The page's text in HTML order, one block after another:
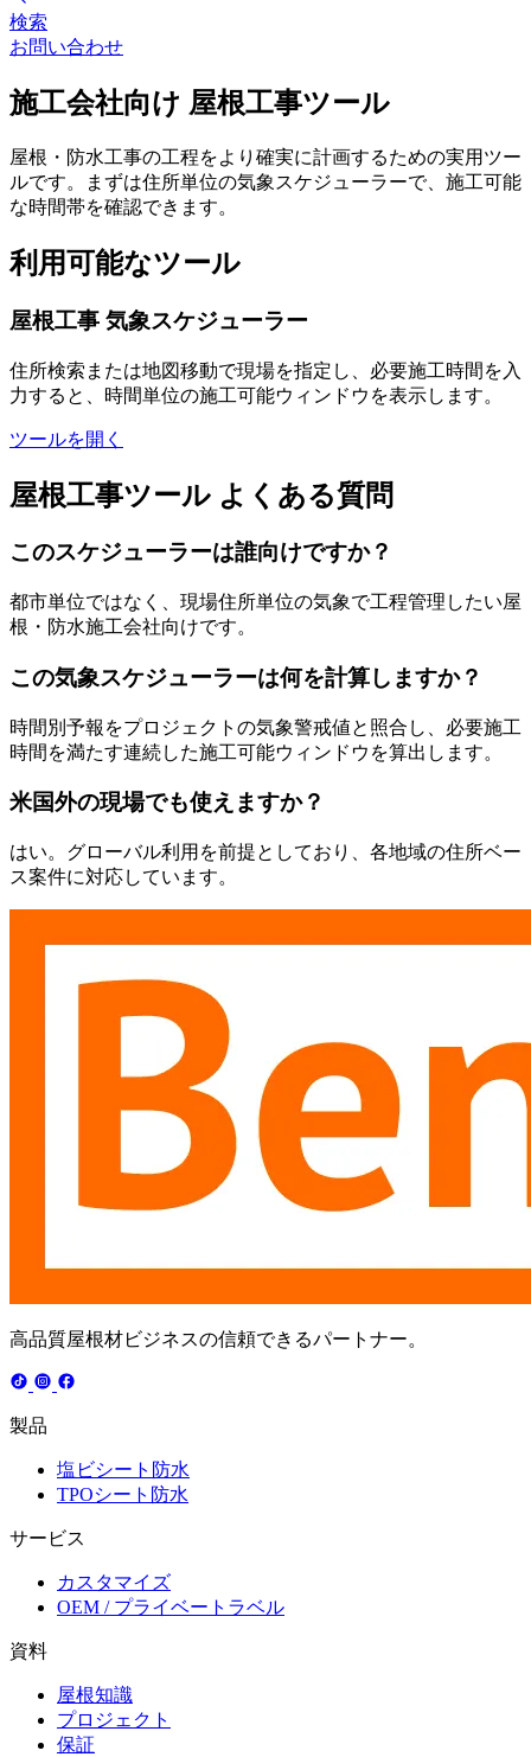
検索
お問い合わせ
施工会社向け 屋根工事ツール
屋根・防水工事の工程をより確実に計画するための実用ツー
ルです。まずは住所単位の気象スケジューラーで、施工可能
な時間帯を確認できます。
利用可能なツール
屋根工事 気象スケジューラー
住所検索または地図移動で現場を指定し、必要施工時間を入
力すると、時間単位の施工可能ウィンドウを表示します。
ツールを開く
屋根工事ツール よくある質問
このスケジューラーは誰向けですか？
都市単位ではなく、現場住所単位の気象で工程管理したい屋
根・防水施工会社向けです。
この気象スケジューラーは何を計算しますか？
時間別予報をプロジェクトの気象警戒値と照合し、必要施工
時間を満たす連続した施工可能ウィンドウを算出します。
米国外の現場でも使えますか？
はい。グローバル利用を前提としており、各地域の住所ベー
ス案件に対応しています。
高品質屋根材ビジネスの信頼できるパートナー。
製品
塩ビシート防水
TPOシート防水
サービス
カスタマイズ
OEM / プライベートラベル
資料
屋根知識
プロジェクト
保証